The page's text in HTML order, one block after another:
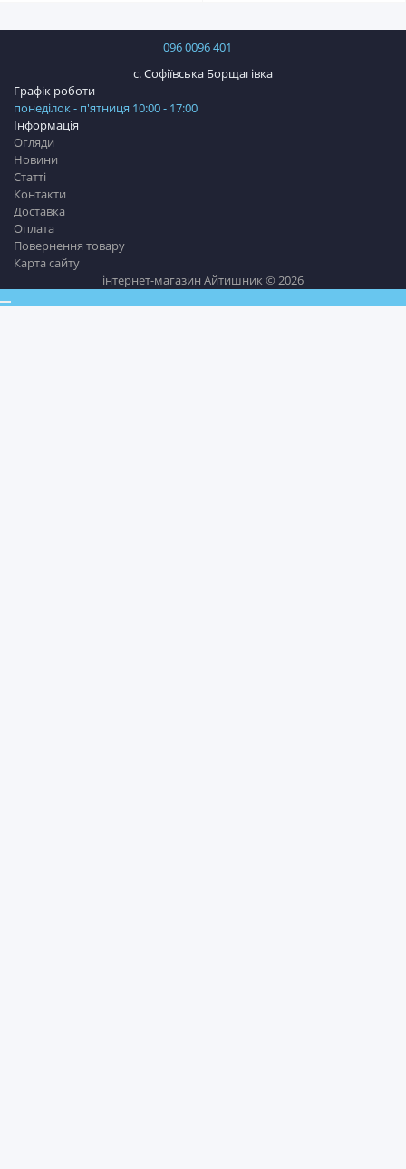
096 0096 401
с. Софіївська Борщагівка
Інформація
Огляди
Новини
Статті
Контакти
Доставка
Оплата
Повернення товару
Карта сайту
Графік роботи
понеділок - п'ятниця 10:00 - 17:00
інтернет-магазин Айтишник © 2026